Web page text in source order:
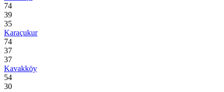
74
39
35
Karaçukur
74
37
37
Kavakköy
54
30